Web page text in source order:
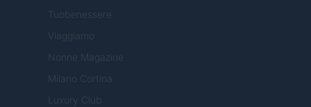
Tuobenessere
Viaggiamo
Nonne Magazine
Milano Cortina
Luxury Club